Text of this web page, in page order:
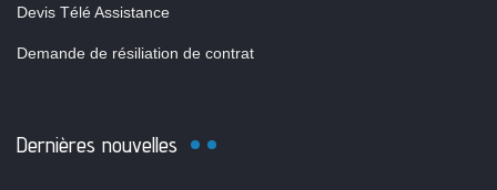
Devis Télé Assistance
Demande de résiliation de contrat
Dernières nouvelles